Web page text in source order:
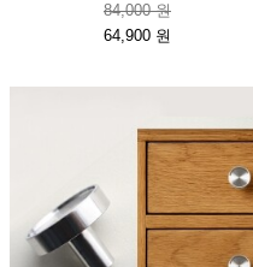
84,000 원
64,900 원